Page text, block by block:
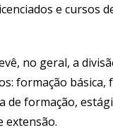
e cursos
no geral, a
formação básica,
de formação,
extensão.